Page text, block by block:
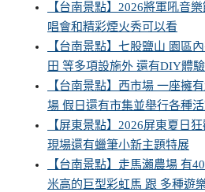
【台南景點】2026將軍吼音
唱會和精彩煙火秀可以看
【台南景點】七股鹽山 園區
田 等多項設施外 還有DIY體
【台南景點】西市場 一座擁
場 假日還有市集並舉行各種
【屏東景點】2026屏東夏日
現場還有蠟筆小新主題特展
【台南景點】走馬瀨農場 有
米高的巨型彩虹馬 跟 多種遊